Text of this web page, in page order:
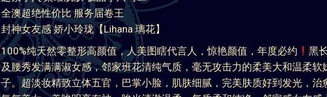
极品捡漏：250/30min,350/45min,450/H,650/1.5H,800/2H
是否有毛：无
是否有纹身：无
特色：惊艳外形 浪荡内心 活巨好 B巨紧 高潮不断
OD墨市重磅全新入荷
外纯内骚极限反差